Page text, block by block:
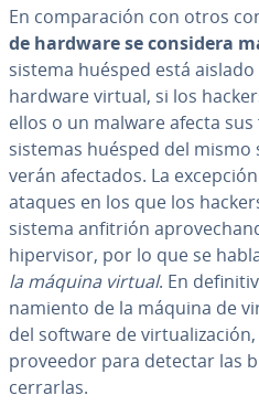
En co­m­pa­ra­ción con otros
de hardware se considera
sistema huésped está
hardware virtual, si los
ellos o un malware afecta
sistemas huésped del
verán afectados. La
ataques en los que los
sistema anfitrión
hi­pe­r­vi­sor, por lo que se
la máquina virtual. En
na­mie­n­to de la máquina de
del software de
proveedor para detectar las
cerrarlas.